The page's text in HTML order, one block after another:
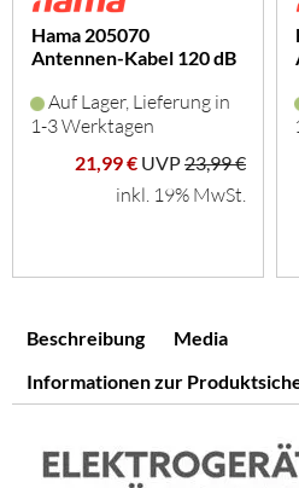
Hama 205070
Antennen-Kabel 120 dB
Auf Lager, Lieferung in
1-3 Werktagen
21,99 € UVP23,99 €
inkl. 19% MwSt.
Beschreibung
Media
Informationen zur